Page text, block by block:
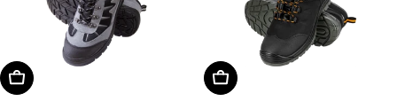
Wybierz opcje Wybierz opcje